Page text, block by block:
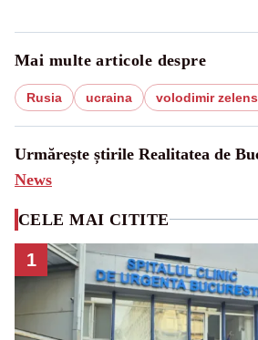
Mai multe articole despre
Rusia ucraina volodimir
Urmărește știrile Realitatea de
News
CELE MAI CITITE
1